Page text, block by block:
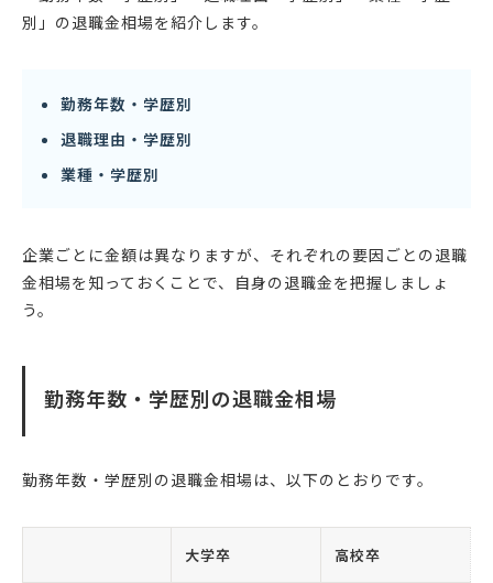
別」の退職金相場を紹介します。
勤務年数・学歴別
退職理由・学歴別
業種・学歴別
企業ごとに金額は異なりますが、それぞれの要因ごとの退職
金相場を知っておくことで、自身の退職金を把握しましょ
う。
勤務年数・学歴別の退職金相場
勤務年数・学歴別の退職金相場は、以下のとおりです。
大学卒 高校卒